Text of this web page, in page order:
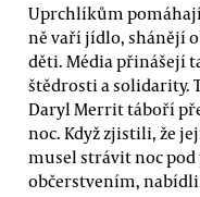
Uprchlíkům
ně vaří jídlo, shánějí
děti. Média přinášejí
štědrosti a solidarity.
Daryl Merrit táboří
noc. Když zjistili, že
musel strávit noc
občerstvením,